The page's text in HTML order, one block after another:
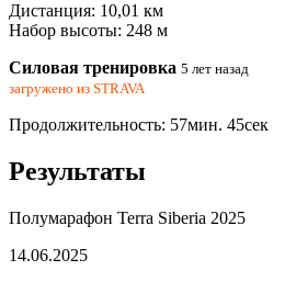
Дистанция: 10,01 км
Набор высоты: 248 м
Силовая тренировка 5 лет назад
загружено из STRAVA
Продолжительность: 57мин. 45сек
Результаты
Полумарафон Terra Siberia 2025
14.06.2025